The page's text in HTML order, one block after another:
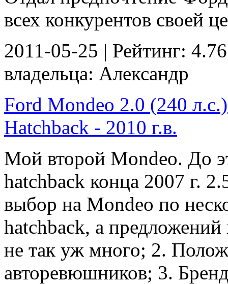
всех конкурентов своей
2011-05-25 | Рейтинг:
владельца: Александр
Ford Mondeo 2.0 (240
Hatchback - 2010 г.в.
Мой второй Mondeo. До
hatchback конца 2007 г.
выбор на Mondeo по
hatchback, а предложений
не так уж много; 2.
авторевюшников; 3.